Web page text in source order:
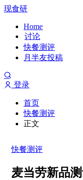
现食研
Home
讨论
快餐测评
月半友投稿
登录
首页
快餐测评
正文
快餐测评
麦当劳新品